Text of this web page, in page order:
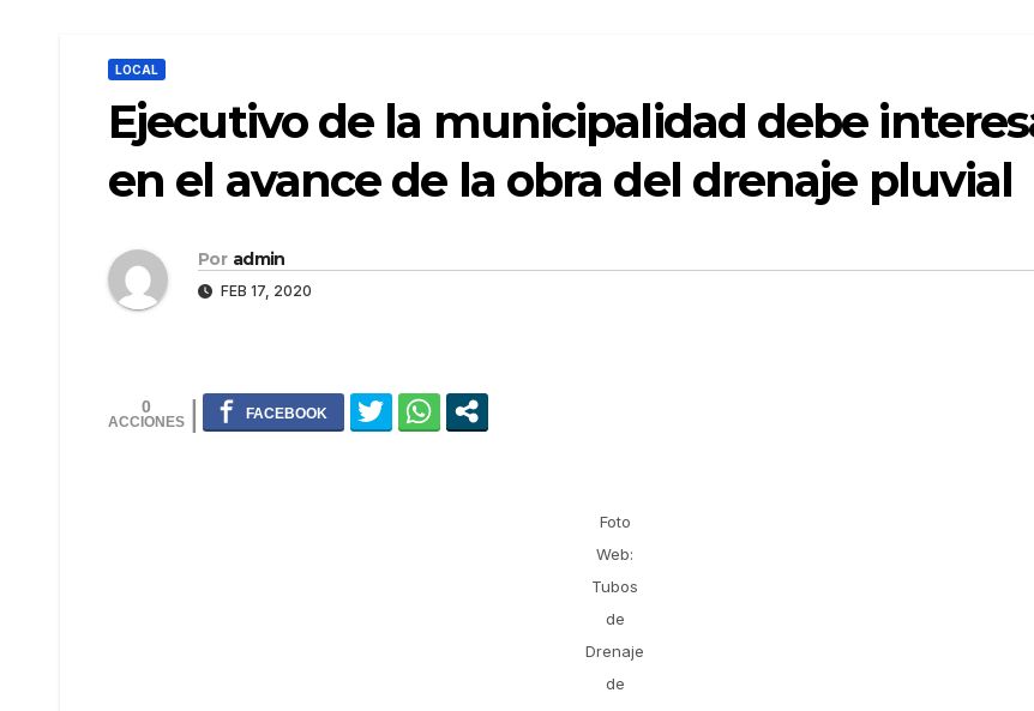
LOCAL
Ejecutivo de la municipalidad debe
en el avance de la obra del drenaje pluvial
Por admin
FEB 17, 2020
0
Foto
Web:
Tubos
de
Drenaje
de